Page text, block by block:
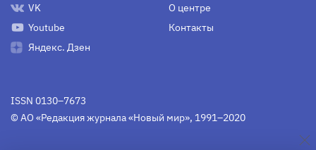
VK
Youtube
Яндекс. Дзен
О центре
Контакты
ISSN 0130–7673
© АО «Редакция журнала «Новый мир», 1991–2020